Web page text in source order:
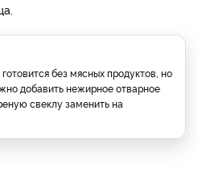
без мясных продуктов, но
добавить нежирное отварное
свеклу заменить на